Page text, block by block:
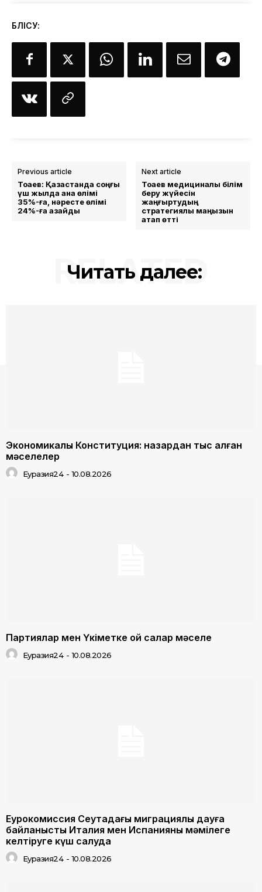
БӨЛІСУ:
Previous article
Тоқаев: Қазақстанда соңғы
үш жылда ана өлімі
35%-ға, нәресте өлімі
24%-ға азайды
Next article
Тоқаев медициналық білім
беру жүйесін
жаңғыртудың
стратегиялық маңызын
атап өтті
Читать далее:
RELATED
Экономикалық Конституция: назардан тыс қалған
мәселелер
Еуразия24 - 10.08.2026
Партиялар мен Үкіметке ой салар мәселе
Еуразия24 - 10.08.2026
Еурокомиссия Сеутадағы миграциялық дауға
байланысты Италия мен Испанияны мәмілеге
келтіруге күш салуда
Еуразия24 - 10.08.2026